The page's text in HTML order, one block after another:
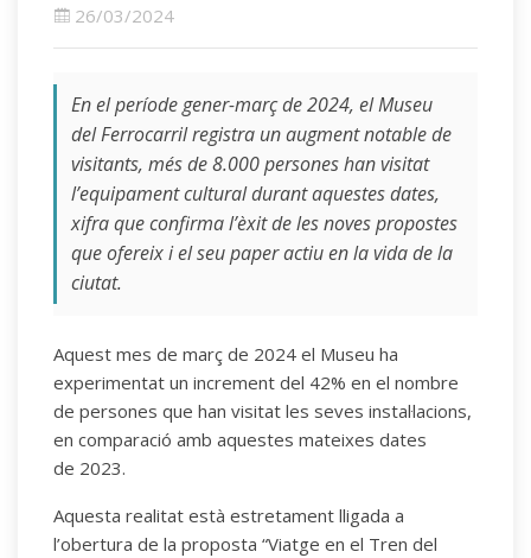
26/03/2024
En el període gener-març de 2024, el Museu
del Ferrocarril registra un augment notable de
visitants, més de 8.000 persones han visitat
l’equipament cultural durant aquestes dates,
xifra que confirma l’èxit de les noves propostes
que ofereix i el seu paper actiu en la vida de la
ciutat.
Aquest mes de març de 2024 el Museu ha
experimentat un increment del 42% en el nombre
de persones que han visitat les seves instal·lacions,
en comparació amb aquestes mateixes dates
de 2023.
Aquesta realitat està estretament lligada a
l’obertura de la proposta “Viatge en el Tren del